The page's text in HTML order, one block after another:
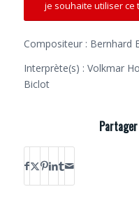
je souhaite utiliser ce
Compositeur : Bernhard
Interprète(s) : Volkmar
Biclot